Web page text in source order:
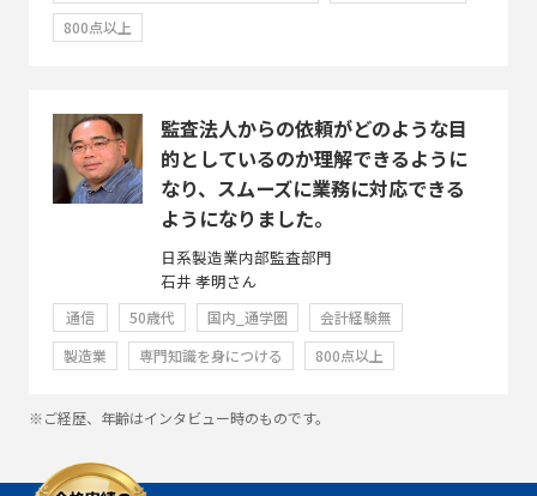
800点以上
監査法人からの依頼がどのような目
的としているのか理解できるように
なり、スムーズに業務に対応できる
ようになりました。
日系製造業内部監査部門
石井 孝明さん
通信 50歳代 国内_通学圏
会計経験無
製造業
専門知識を身につける 800点以上
※ご経歴、年齢はインタビュー時のものです。